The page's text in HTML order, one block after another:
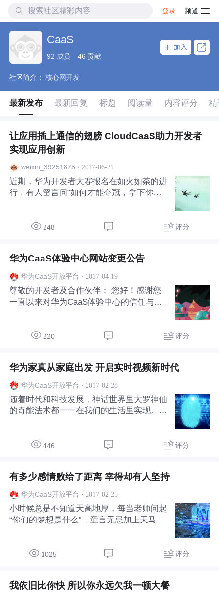
登录 频道
CaaS
92 成员 46 贡献
加入
社区简介： 核心网开发
最新发布 最新回复 标题 阅读量 内容评分 精
让应用插上通信的翅膀 CloudCaaS助力开发者
实现应用创新
weixin_39251875 · 2017-06-21
​近期，华为开发者大赛报名在如火如荼的进
行，有人留言问“如何才能夺冠，拿下你们
夺冠的秘诀。——沃·门兹基硕德 今天小编
但在这之前，先简单回答以下三个问题：
一、什么是华为CloudCaaS 华为CloudCaa
S一直以来侧重于助力和孵化开发者通信应
用方面的开发，提供消息、语音、视频、会
议、通信协同、用户数据等方面能力，帮助
248 评分
华为CaaS体验中心网站变更公告
华为CaaS开放平台 · 2017-04-19
尊敬的开发者及合作伙伴： 您好！感谢您
一直以来对华为CaaS体验中心的信任与支
pen.huawei.com）将迁移至华为开发者社
用户注册，并于4天后不再实行调测，14天
后不再接受访问，请新老用户移步至华为开
发者社区。由此带来的不便，敬请谅解！
华为CaaS开放平台
220 评分
华为家真从家庭出发 开启实时视频新时代
华为CaaS开放平台 · 2017-02-28
随着时代和科技发展，神话世界里大罗神仙
的奇能法术都一一在我们的生活里实现。飞
你，下一秒你就出现在我面前，这样又有什
的网络QoS优势，让用户在客厅实现高质
量，自由自在的视频通话交流，为广大电视
用户群体提供稳定、高清音视频通话，实现
随时随地与老人、孩子、爱人、朋友实现
“面对面”的沟通。 解决方案介绍 家真解决
446 评分
有多少感情败给了距离 幸得却有人坚持
华为CaaS开放平台 · 2017-02-25
小时候总是不知道天高地厚，每当老师问起
“你们的梦想是什么”，童言无忌加上天马行
当科学家” “我要当航天员” “我要当老师” “我
学的时候梦想成为建筑家，灵感仅仅是来源
1025 评分
我依旧比你快 所以你永远欠我一顿大餐